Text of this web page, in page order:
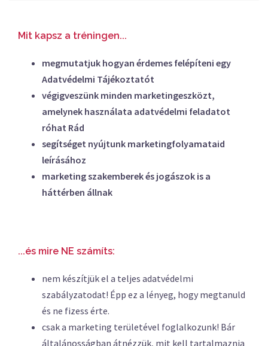
Mit kapsz a tréningen...
megmutatjuk hogyan érdemes felépíteni egy
Adatvédelmi Tájékoztatót
végigveszünk minden marketingeszközt,
amelynek használata adatvédelmi feladatot
róhat Rád
segítséget nyújtunk marketingfolyamataid
leírásához
marketing szakemberek és jogászok is a
háttérben állnak
...és mire NE számíts:
nem készítjük el a teljes adatvédelmi
szabályzatodat! Épp ez a lényeg, hogy megtanuld
és ne fizess érte.
csak a marketing területével foglalkozunk! Bár
általánosságban átnézzük, mit kell tartalmaznia